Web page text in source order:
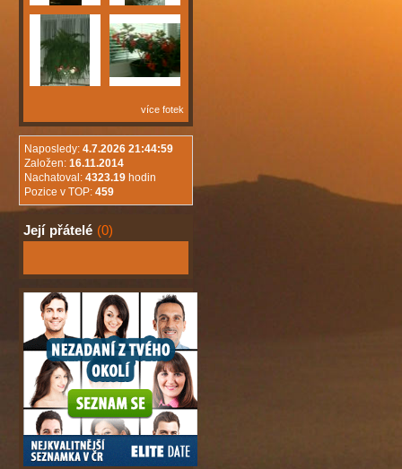
více fotek
Naposledy: 4.7.2026 21:44:59
Založen: 16.11.2014
Nachatoval: 4323.19 hodin
Pozice v TOP: 459
Její přátelé (0)